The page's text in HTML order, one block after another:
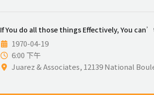
If You do all those things Effectively, You
1970-04-19
6:00 下午
Juarez & Associates, 12139 National